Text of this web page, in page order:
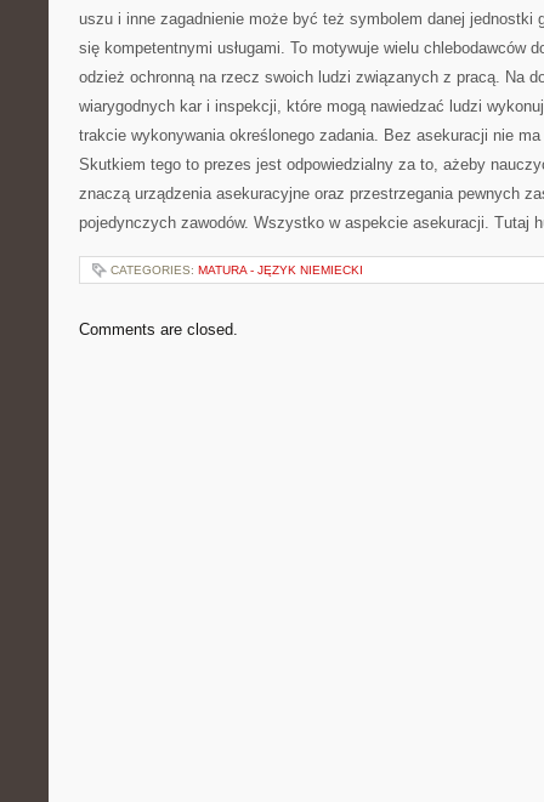
uszu i inne zagadnienie może być też symbolem danej jednostki
się kompetentnymi usługami. To motywuje wielu chlebodawców
odzież ochronną na rzecz swoich ludzi związanych z pracą. Na
wiarygodnych kar i inspekcji, które mogą nawiedzać ludzi
trakcie wykonywania określonego zadania. Bez asekuracji nie
Skutkiem tego to prezes jest odpowiedzialny za to, ażeby
znaczą urządzenia asekuracyjne oraz przestrzegania pewnych
pojedynczych zawodów. Wszystko w aspekcie asekuracji. Tutaj
CATEGORIES: MATURA - JĘZYK NIEMIECKI
Comments are closed.